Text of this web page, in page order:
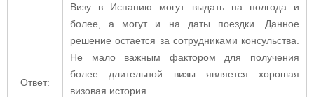
Ответ:
Визу в Испанию могут выдать на полгода и
более, а могут и на даты поездки. Данное
решение остается за сотрудниками консульства.
Не мало важным фактором для получения
более длительной визы является хорошая
визовая история.